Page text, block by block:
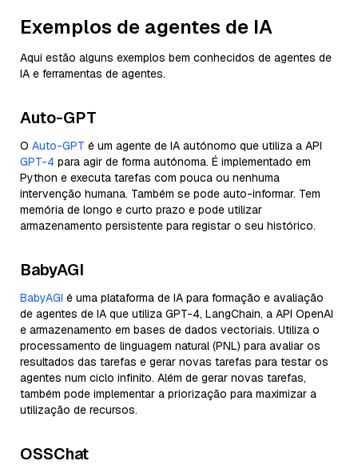
Exemplos de agentes de IA
Aqui estão alguns exemplos bem conhecidos de agentes de
IA e ferramentas de agentes.
Auto-GPT
O Auto-GPT é um agente de IA autónomo que utiliza a API
GPT-4 para agir de forma autónoma. É implementado em
Python e executa tarefas com pouca ou nenhuma
intervenção humana. Também se pode auto-informar. Tem
memória de longo e curto prazo e pode utilizar
armazenamento persistente para registar o seu histórico.
BabyAGI
BabyAGI é uma plataforma de IA para formação e avaliação
de agentes de IA que utiliza GPT-4, LangChain, a API OpenAI
e armazenamento em bases de dados vectoriais. Utiliza o
processamento de linguagem natural (PNL) para avaliar os
resultados das tarefas e gerar novas tarefas para testar os
agentes num ciclo infinito. Além de gerar novas tarefas,
também pode implementar a priorização para maximizar a
utilização de recursos.
OSSChat